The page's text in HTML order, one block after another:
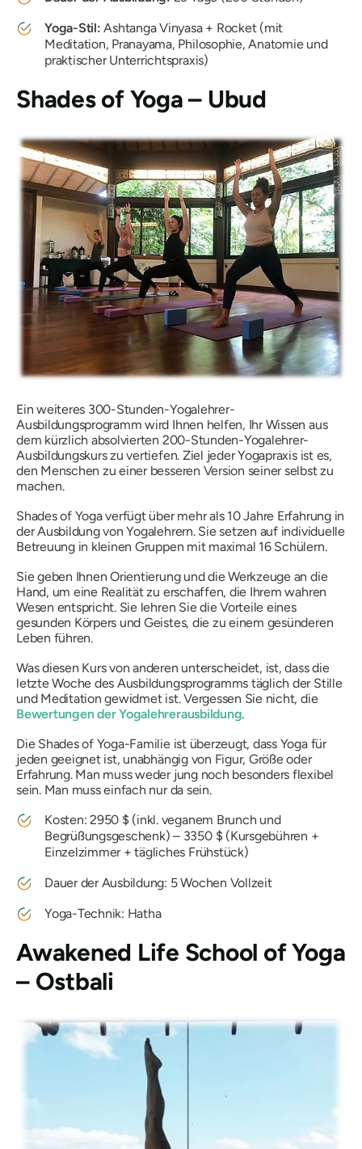
Yoga-Stil: Ashtanga Vinyasa + Rocket (mit
Meditation, Pranayama, Philosophie, Anatomie und
praktischer Unterrichtspraxis)
Shades of Yoga – Ubud
Ein weiteres 300-Stunden-Yogalehrer-
Ausbildungsprogramm wird Ihnen helfen, Ihr Wissen aus
dem kürzlich absolvierten 200-Stunden-Yogalehrer-
Ausbildungskurs zu vertiefen. Ziel jeder Yogapraxis ist es,
den Menschen zu einer besseren Version seiner selbst zu
machen.
Shades of Yoga verfügt über mehr als 10 Jahre Erfahrung in
der Ausbildung von Yogalehrern. Sie setzen auf individuelle
Betreuung in kleinen Gruppen mit maximal 16 Schülern.
Sie geben Ihnen Orientierung und die Werkzeuge an die
Hand, um eine Realität zu erschaffen, die Ihrem wahren
Wesen entspricht. Sie lehren Sie die Vorteile eines
gesunden Körpers und Geistes, die zu einem gesünderen
Leben führen.
Was diesen Kurs von anderen unterscheidet, ist, dass die
letzte Woche des Ausbildungsprogramms täglich der Stille
und Meditation gewidmet ist. Vergessen Sie nicht, die
Bewertungen der Yogalehrerausbildung.
Die Shades of Yoga-Familie ist überzeugt, dass Yoga für
jeden geeignet ist, unabhängig von Figur, Größe oder
Erfahrung. Man muss weder jung noch besonders flexibel
sein. Man muss einfach nur da sein.
Kosten: 2950 $ (inkl. veganem Brunch und
Begrüßungsgeschenk) – 3350 $ (Kursgebühren +
Einzelzimmer + tägliches Frühstück)
Dauer der Ausbildung: 5 Wochen Vollzeit
Yoga-Technik: Hatha
Awakened Life School of Yoga
– Ostbali